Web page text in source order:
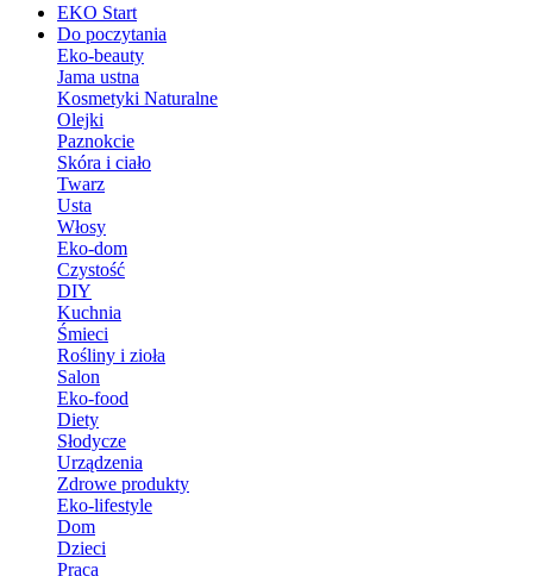
EKO Start
Do poczytania
Eko-beauty
Jama ustna
Kosmetyki Naturalne
Olejki
Paznokcie
Skóra i ciało
Twarz
Usta
Włosy
Eko-dom
Czystość
DIY
Kuchnia
Śmieci
Rośliny i zioła
Salon
Eko-food
Diety
Słodycze
Urządzenia
Zdrowe produkty
Eko-lifestyle
Dom
Dzieci
Praca